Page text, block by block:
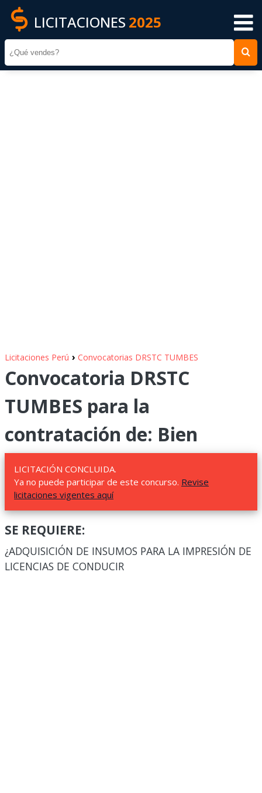
LICITACIONES 2025
Licitaciones Perú › Convocatorias DRSTC TUMBES
Convocatoria DRSTC
TUMBES para la
contratación de: Bien
LICITACIÓN CONCLUIDA.
Ya no puede participar de este concurso. Revise
licitaciones vigentes aquí
SE REQUIERE:
¿ADQUISICIÓN DE INSUMOS PARA LA IMPRESIÓN DE
LICENCIAS DE CONDUCIR